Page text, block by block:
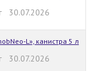
30.07.2026
L», канистра 5 л
30.07.2026